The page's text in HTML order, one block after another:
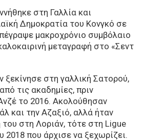
στη Γαλλία και
Δημοκρατία του Κονγκό σε
μακροχρόνιο συμβόλαιο
μεταγραφή στο «Σεντ
ξεκίνησε στη γαλλική Σατορού,
τις ακαδημίες, πριν
το 2016. Ακολούθησαν
και την Αζαξιό, αλλά ήταν
στη Λοριάν, τότε στη Ligue
2018 που άρχισε να ξεχωρίζει.